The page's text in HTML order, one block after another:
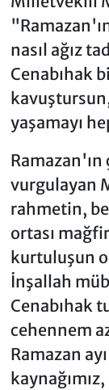
nasıl ağız
Cenabıhak
yaşamayı
vurgulayan
rahmetin,
ortası
kurtuluşun
İnşallah
Cenabıhak
cehennem
Ramazan